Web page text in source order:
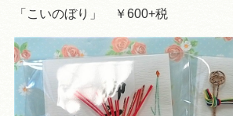
「こいのぼり」 ￥600+税